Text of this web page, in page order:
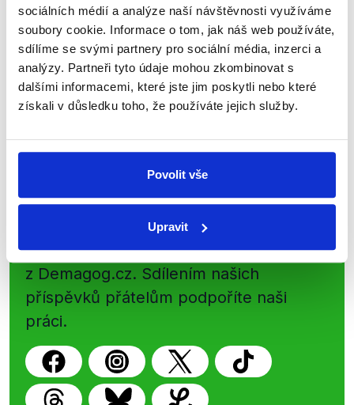
sociálních médií a analýze naší návštěvnosti využíváme
soubory cookie. Informace o tom, jak náš web používáte,
sdílíme se svými partnery pro sociální média, inzerci a
analýzy. Partneři tyto údaje mohou zkombinovat s
dalšími informacemi, které jste jim poskytli nebo které
získali v důsledku toho, že používáte jejich služby.
Povolit vše
Upravit
shrnutí nejzajímavějších článků a analýz.
Začněte nás odebírat, a mějte tak
přehled o tom, jaké dezinformace a
nepravdy se zrovna v Česku šíří.
Sociální sítě
Nenechte si ujít nejnovější události
z Demagog.cz. Sdílením našich
příspěvků přátelům podpoříte naši
práci.